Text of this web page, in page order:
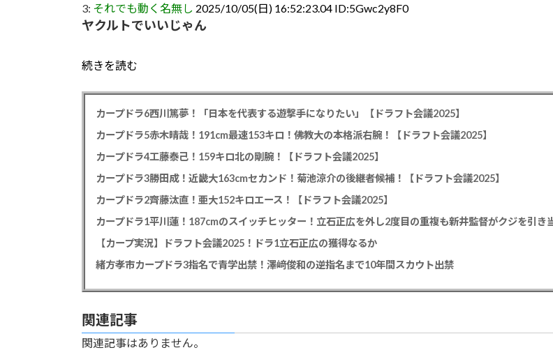
3: それでも動く名無し 2025/10/05(日) 16:52:23.04 ID:5Gwc2y8F0
ヤクルトでいいじゃん
続きを読む
カープドラ6西川篤夢！「日本を代表する遊撃手になりたい」【ドラフト会議2025】
カープドラ5赤木晴哉！191cm最速153キロ！佛教大の本格派右腕！【ドラフト会議2025】
カープドラ4工藤泰己！159キロ北の剛腕！【ドラフト会議2025】
カープドラ3勝田成！近畿大163cmセカンド！菊池涼介の後継者候補！【ドラフト会議2025】
カープドラ2齊藤汰直！亜大152キロエース！【ドラフト会議2025】
【カープ実況】ドラフト会議2025！ドラ1立石正広の獲得なるか
緒方孝市カープドラ3指名で青学出禁！澤﨑俊和の逆指名まで10年間スカウト出禁
関連記事
関連記事はありません。